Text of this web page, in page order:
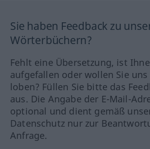
Sie haben Feedback zu
Wörterbüchern?
Fehlt eine Übersetzung, ist
aufgefallen oder wollen Sie
loben? Füllen Sie bitte das
aus. Die Angabe der E-Mail-
optional und dient gemäß
Datenschutz nur zur
Anfrage.